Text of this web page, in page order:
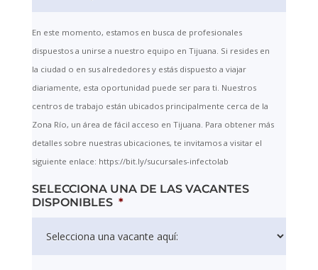
En este momento, estamos en busca de profesionales
dispuestos a unirse a nuestro equipo en Tijuana. Si resides en
la ciudad o en sus alrededores y estás dispuesto a viajar
diariamente, esta oportunidad puede ser para ti. Nuestros
centros de trabajo están ubicados principalmente cerca de la
Zona Río, un área de fácil acceso en Tijuana. Para obtener más
detalles sobre nuestras ubicaciones, te invitamos a visitar el
siguiente enlace: https://bit.ly/sucursales-infectolab
SELECCIONA UNA DE LAS VACANTES
DISPONIBLES *